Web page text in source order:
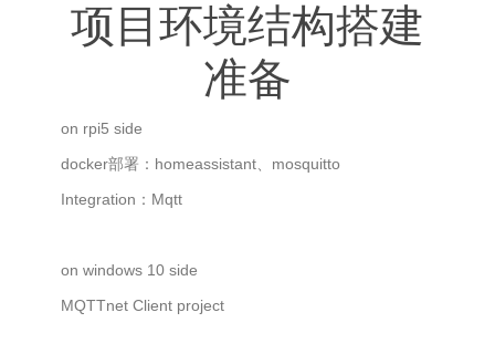
项目环境结构搭建
准备
on rpi5 side
docker部署：homeassistant、mosquitto
Integration：Mqtt
on windows 10 side
MQTTnet Client project